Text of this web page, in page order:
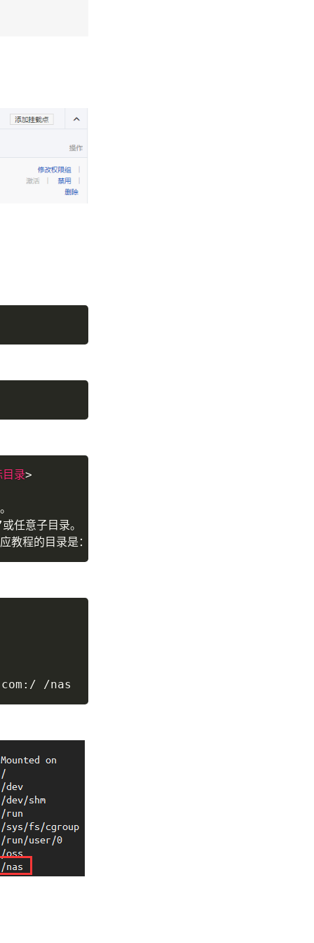
录>
任意子目录。
教程的目录是： /nas 目录需要提前创建好
/nas